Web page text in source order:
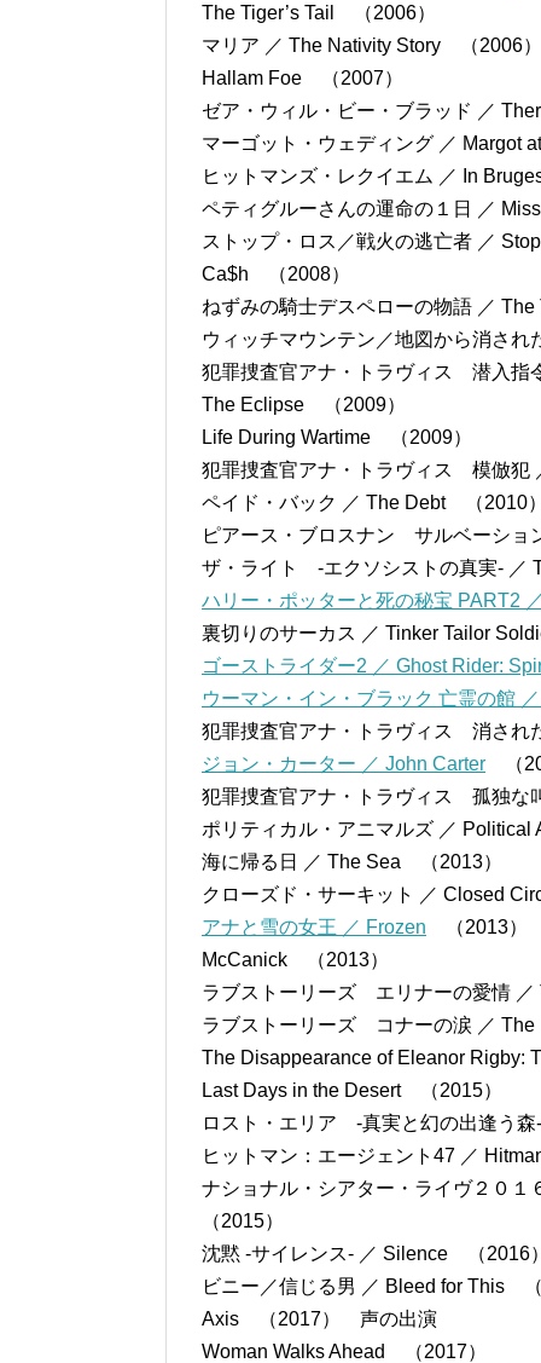
The Tiger’s Tail （2006）
マリア ／ The Nativity Story （2006）
Hallam Foe （2007）
ゼア・ウィル・ビー・ブラッド ／
マーゴット・ウェディング ／ Margot
ヒットマンズ・レクイエム ／ In
ペティグルーさんの運命の１日 ／
ストップ・ロス／戦火の逃亡者 ／
Ca$h （2008）
ねずみの騎士デスペローの物語 ／
ウィッチマウンテン／地図から消さ
犯罪捜査官アナ・トラヴィス 潜入
The Eclipse （2009）
Life During Wartime （2009）
犯罪捜査官アナ・トラヴィス 模倣犯
ペイド・バック ／ The Debt （2010
ピアース・ブロスナン サルベーシ
ザ・ライト -エクソシストの真実- ／
ハリー・ポッターと死の秘宝 PART2
裏切りのサーカス ／ Tinker Tailor
ゴーストライダー2 ／ Ghost Rider:
ウーマン・イン・ブラック 亡霊の館
犯罪捜査官アナ・トラヴィス 消され
ジョン・カーター ／ John Carter （
犯罪捜査官アナ・トラヴィス 孤独な
ポリティカル・アニマルズ ／
海に帰る日 ／ The Sea （2013）
クローズド・サーキット ／ Closed
アナと雪の女王 ／ Frozen （2013）
McCanick （2013）
ラブストーリーズ エリナーの愛情
ラブストーリーズ コナーの涙 ／
The Disappearance of Eleanor
Last Days in the Desert （2015）
ロスト・エリア -真実と幻の出逢う
ヒットマン：エージェント47 ／
ナショナル・シアター・ライヴ２０
（2015）
沈黙 -サイレンス- ／ Silence （2016
ビニー／信じる男 ／ Bleed for This
Axis （2017） 声の出演
Woman Walks Ahead （2017）